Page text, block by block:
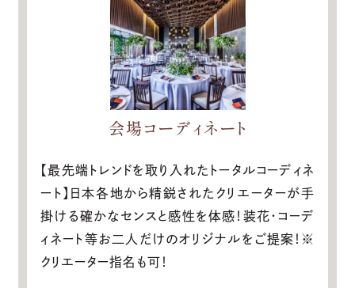
会場コーディネート
【最先端トレンドを取り入れたトータルコーディネ
ート】日本各地から精鋭されたクリエーターが手
掛ける確かなセンスと感性を体感！装花・コーデ
ィネート等お二人だけのオリジナルをご提案！※
クリエーター指名も可！